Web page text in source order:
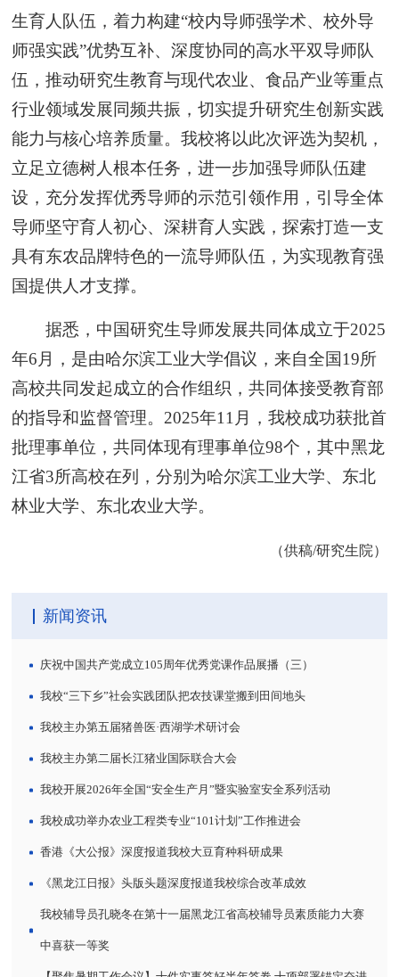
生育人队伍，着力构建“校内导师强学术、校外导
师强实践”优势互补、深度协同的高水平双导师队
伍，推动研究生教育与现代农业、食品产业等重点
行业领域发展同频共振，切实提升研究生创新实践
能力与核心培养质量。我校将以此次评选为契机，
立足立德树人根本任务，进一步加强导师队伍建
设，充分发挥优秀导师的示范引领作用，引导全体
导师坚守育人初心、深耕育人实践，探索打造一支
具有东农品牌特色的一流导师队伍，为实现教育强
国提供人才支撑。
据悉，中国研究生导师发展共同体成立于2025
年6月，是由哈尔滨工业大学倡议，来自全国19所
高校共同发起成立的合作组织，共同体接受教育部
的指导和监督管理。2025年11月，我校成功获批首
批理事单位，共同体现有理事单位98个，其中黑龙
江省3所高校在列，分别为哈尔滨工业大学、东北
林业大学、东北农业大学。
（供稿/研究生院）
新闻资讯
庆祝中国共产党成立105周年优秀党课作品展播（三）
我校“三下乡”社会实践团队把农技课堂搬到田间地头
我校主办第五届猪兽医·西湖学术研讨会
我校主办第二届长江猪业国际联合大会
我校开展2026年全国“安全生产月”暨实验室安全系列活动
我校成功举办农业工程类专业“101计划”工作推进会
香港《大公报》深度报道我校大豆育种科研成果
《黑龙江日报》头版头题深度报道我校综合改革成效
我校辅导员孔晓冬在第十一届黑龙江省高校辅导员素质能力大赛
中喜获一等奖